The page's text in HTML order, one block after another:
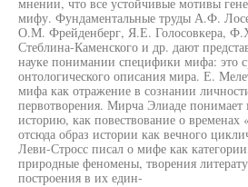
мифу. Фундаментальные труды А.Ф.
О.М. Фрейденберг, Я.Е. Голосовкера,
Стеблина-Каменского и др. дают
науке понимании специфики мифа: это
онтологического описания мира. Е.
мифа как отражение в сознании
первотворения. Мирча Элиаде
историю, как повествование о временах
отсюда образ истории как вечного
Леви-Стросс писал о мифе как
природные феномены, творения
построения в их един-